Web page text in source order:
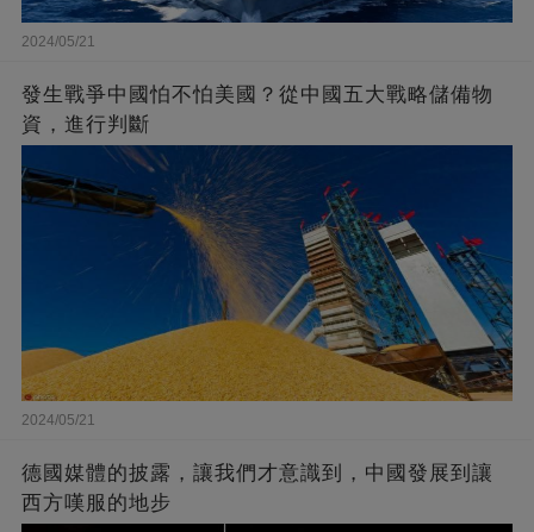
2024/05/21
發生戰爭中國怕不怕美國？從中國五大戰略儲備物
資，進行判斷
2024/05/21
德國媒體的披露，讓我們才意識到，中國發展到讓
西方嘆服的地步